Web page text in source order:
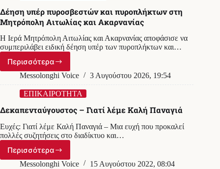
Δέηση υπέρ πυροσβεστών και πυροπλήκτων στη
Μητρόπολη Αιτωλίας και Ακαρνανίας
H Ιερά Μητρόπολη Αιτωλίας και Ακαρνανίας αποφάσισε να
συμπεριλάβει ειδική δέηση υπέρ των πυροπλήκτων και…
Περισσότερα
Δέηση
υπέρ
και
στη
Μητρόπολη
Αιτωλίας
και
Ακαρνανίας
Messolonghi Voice 3 Αυγούστου 2026, 19:54
ΕΠΙΚΑΙΡΟΤΗΤΑ
Δεκαπενταύγουστος – Γιατί λέμε Καλή Παναγιά
Ευχές: Γιατί λέμε Καλή Παναγιά – Μια ευχή που προκαλεί
πολλές συζητήσεις στο διαδίκτυο και…
ΠερισσότεραΔεκαπενταύγουστος
–
Messolonghi Voice 15 Αυγούστου 2022, 08:04